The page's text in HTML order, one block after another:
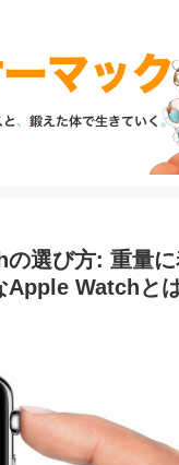
選び方: 重量に
Apple Watchとは